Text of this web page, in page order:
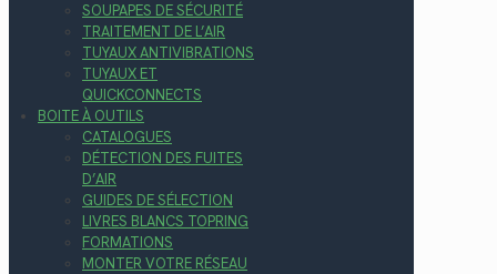
SOUPAPES DE SÉCURITÉ
TRAITEMENT DE L’AIR
TUYAUX ANTIVIBRATIONS
TUYAUX ET
QUICKCONNECTS
BOITE À OUTILS
CATALOGUES
DÉTECTION DES FUITES
D’AIR
GUIDES DE SÉLECTION
LIVRES BLANCS TOPRING
FORMATIONS
MONTER VOTRE RÉSEAU